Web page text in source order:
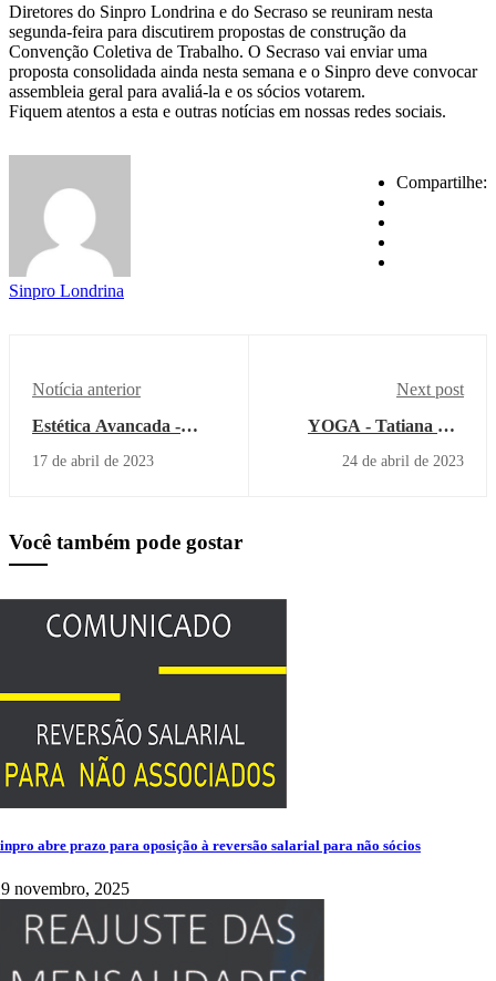
Diretores do Sinpro Londrina e do Secraso se reuniram nesta
segunda-feira para discutirem propostas de construção da
Convenção Coletiva de Trabalho. O Secraso vai enviar uma
proposta consolidada ainda nesta semana e o Sinpro deve convocar
assembleia geral para avaliá-la e os sócios votarem.
Fiquem atentos a esta e outras notícias em nossas redes sociais.
Compartilhe:
Sinpro Londrina
Notícia anterior
Estética Avancada -
17 de abril de 2023
Next post
YOGA - Tatiana Dal
24 de abril de 2023
Você também pode gostar
abre prazo para oposição à reversão salarial para não sócios
novembro, 2025